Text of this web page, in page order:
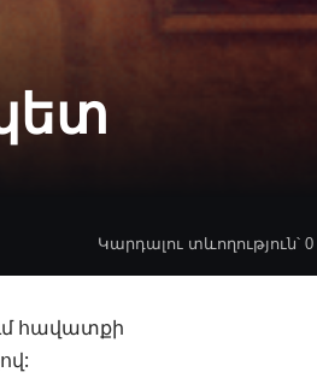
Կարդալու տևողություն՝
հավատքի